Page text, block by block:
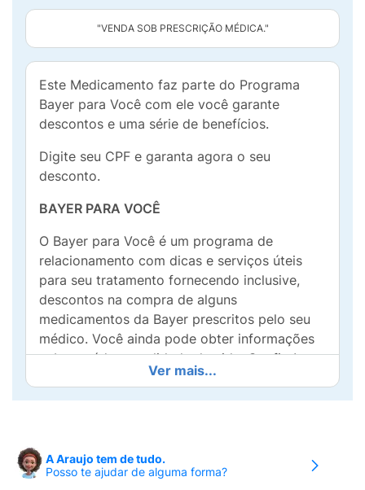
"VENDA SOB PRESCRIÇÃO MÉDICA."
Este Medicamento faz parte do Programa
Bayer para Você com ele você garante
descontos e uma série de benefícios.
Digite seu CPF e garanta agora o seu
desconto.
BAYER PARA VOCÊ
O Bayer para Você é um programa de
relacionamento com dicas e serviços úteis
para seu tratamento fornecendo inclusive,
descontos na compra de alguns
medicamentos da Bayer prescritos pelo seu
médico. Você ainda pode obter informações
sobre saúde e qualidade de vida. Confira!
XARELTO
APRESENTAÇÕES:Xarelto (rivaroxabana) é
apresentado na forma de comprimidos
Ver mais...
A Araujo tem de tudo.
Posso te ajudar de alguma forma?